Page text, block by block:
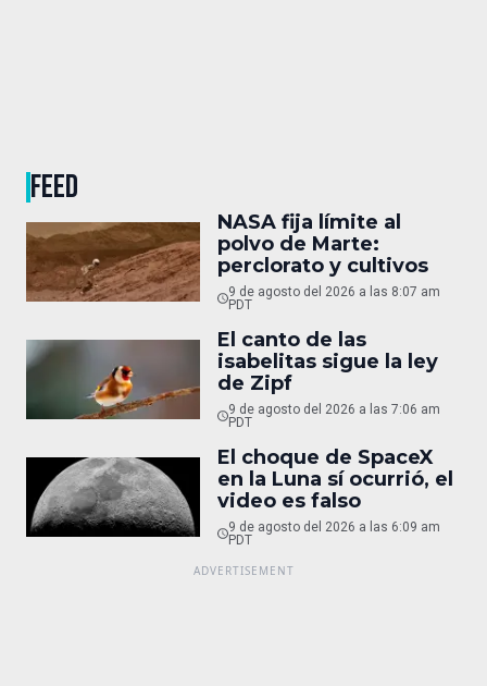
FEED
NASA fija límite al
polvo de Marte:
perclorato y cultivos
9 de agosto del 2026 a las 8:07 am
PDT
El canto de las
isabelitas sigue la ley
de Zipf
9 de agosto del 2026 a las 7:06 am
PDT
El choque de SpaceX
en la Luna sí ocurrió, el
video es falso
9 de agosto del 2026 a las 6:09 am
PDT